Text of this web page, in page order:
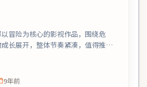
冒险为核心的影视作品，围绕危
长展开，整体节奏紧凑，值得推荐
9年前